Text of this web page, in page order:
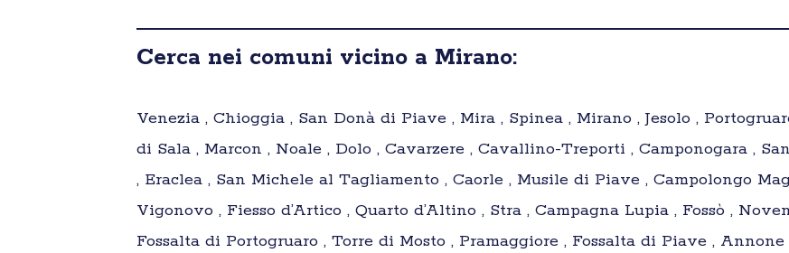
Cerca nei comuni vicino a Mirano:
Venezia , Chioggia , San Donà di Piave , Mira , Spinea , Mirano , Jesolo ,
di Sala , Marcon , Noale , Dolo , Cavarzere , Cavallino-Treporti , Camponogara ,
, Eraclea , San Michele al Tagliamento , Caorle , Musile di Piave , Campolongo
Vigonovo , Fiesso d’Artico , Quarto d’Altino , Stra , Campagna Lupia , Fossò ,
Fossalta di Portogruaro , Torre di Mosto , Pramaggiore , Fossalta di Piave ,